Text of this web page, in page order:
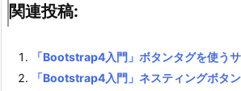
関連投稿:
「Bootstrap4入門」ボタンタグを使う
「Bootstrap4入門」ネスティングボタ